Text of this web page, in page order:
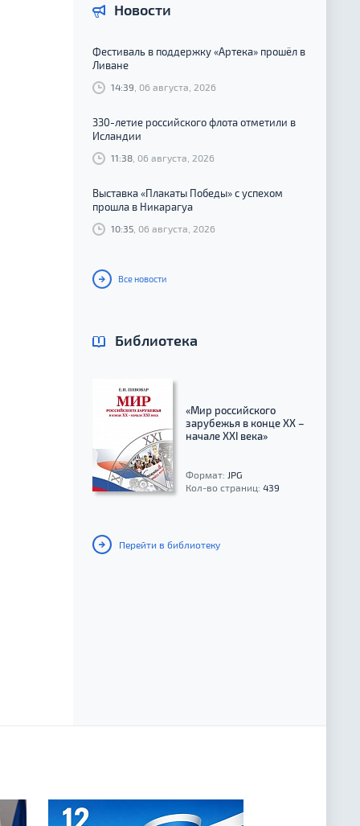
Новости
Фестиваль в поддержку «Артека» прошёл в
Ливане
14:39 , 06 августа, 2026
330-летие российского флота отметили в
Исландии
11:38 , 06 августа, 2026
Выставка «Плакаты Победы» с успехом
прошла в Никарагуа
10:35 , 06 августа, 2026
Все новости
Библиотека
«Мир российского
зарубежья в конце XX –
начале XXI века»
Формат: JPG
Кол-во страниц: 439
Перейти в библиотеку